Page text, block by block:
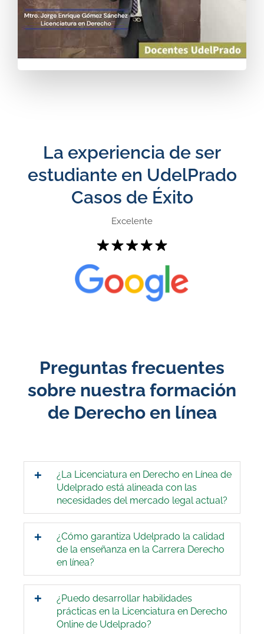
La experiencia de ser
estudiante en UdelPrado
Casos de Éxito
Excelente
Preguntas frecuentes
sobre nuestra formación
de Derecho en línea
¿La Licenciatura en Derecho en Línea de
Udelprado está alineada con las
necesidades del mercado legal actual?
¿Cómo garantiza Udelprado la calidad
de la enseñanza en la Carrera Derecho
en línea?
¿Puedo desarrollar habilidades
prácticas en la Licenciatura en Derecho
Online de Udelprado?